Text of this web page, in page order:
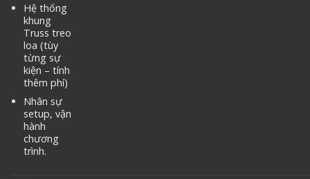
Hệ thống
khung
Truss treo
loa (tùy
từng sự
kiện – tính
thêm phí)
Nhân sự
setup, vận
hành
chương
trình.